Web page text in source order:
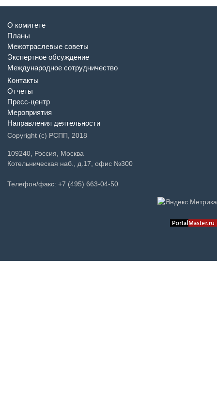
О комитете
Планы
Межотраслевые советы
Экспертное обсуждение
Международное сотрудничество
Контакты
Отчеты
Пресс-центр
Мероприятия
Направления деятельности
Copyright (c) РСПП, 2018
109240, Россия, Москва
Котельническая наб., д.17, офис №300
Телефон/факс: +7 (495) 663-04-50